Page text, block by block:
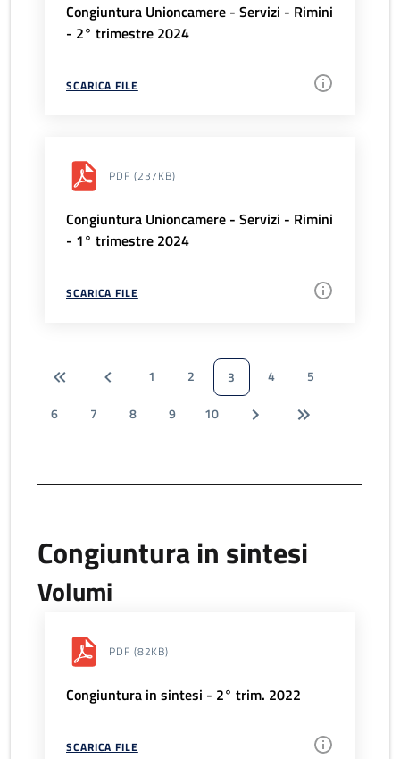
Congiuntura Unioncamere - Servizi - Rimini
- 2° trimestre 2024
SCARICA FILE
PDF (237KB)
Congiuntura Unioncamere - Servizi - Rimini
- 1° trimestre 2024
SCARICA FILE
1 2 3 4
5
6
7 8 9 10
Congiuntura in sintesi
Volumi
PDF (82KB)
Congiuntura in sintesi - 2° trim. 2022
SCARICA FILE